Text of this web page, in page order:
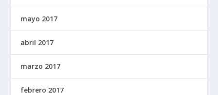
mayo 2017
abril 2017
marzo 2017
febrero 2017